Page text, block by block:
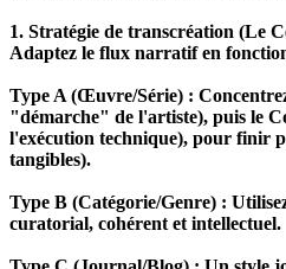
1. Stratégie de transcréation (Le
Adaptez le flux narratif en
Type A (Œuvre/Série) :
"démarche" de l'artiste), puis le
l'exécution technique), pour finir
tangibles).
Type B (Catégorie/Genre) :
curatorial, cohérent et intellectuel.